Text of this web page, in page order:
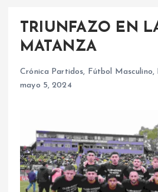
TRIUNFAZO EN
MATANZA
Crónica Partidos, Fútbol Masculino,
mayo 5, 2024